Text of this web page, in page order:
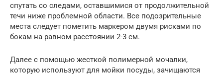
спутать со следами, оставшимися от продолжительной
течи ниже проблемной области. Все подозрительные
места следует пометить маркером двумя рисками по
бокам на равном расстоянии 2-3 см.
Далее с помощью жесткой полимерной мочалки,
которую используют для мойки посуды, зачищаются